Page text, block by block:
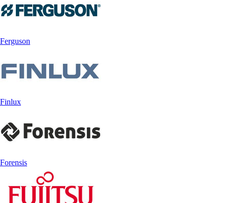
Ferguson
Finlux
Forensis